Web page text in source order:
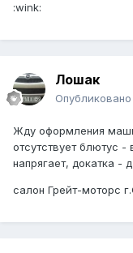
:wink:
Лошак
Опубликовано
Жду оформления
отсутствует блютус
напрягает, докатка -
салон Грейт-моторс